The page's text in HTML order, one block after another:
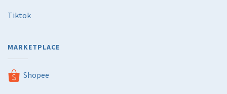
Tiktok
MARKETPLACE
Shopee